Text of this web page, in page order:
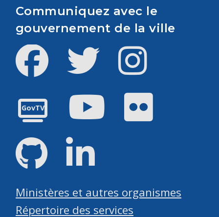
Communiquez avec le
gouvernement de la ville
Facebook Twitter
GovTV
Youtube
GitHub
Ministères et autres organismes
Répertoire des services